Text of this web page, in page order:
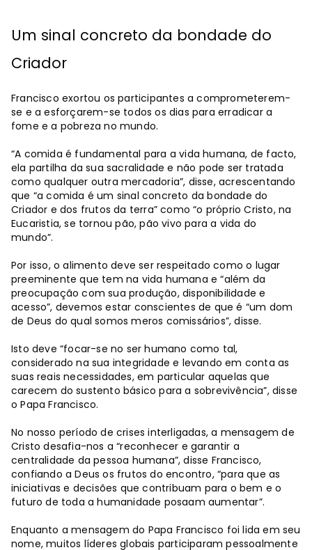
Um sinal concreto da bondade do
Criador
Francisco exortou os participantes a comprometerem-
se e a esforçarem-se todos os dias para erradicar a
fome e a pobreza no mundo.
“A comida é fundamental para a vida humana, de facto,
ela partilha da sua sacralidade e não pode ser tratada
como qualquer outra mercadoria”, disse, acrescentando
que “a comida é um sinal concreto da bondade do
Criador e dos frutos da terra” como “o próprio Cristo, na
Eucaristia, se tornou pão, pão vivo para a vida do
mundo”.
Por isso, o alimento deve ser respeitado como o lugar
preeminente que tem na vida humana e “além da
preocupação com sua produção, disponibilidade e
acesso”, devemos estar conscientes de que é “um dom
de Deus do qual somos meros comissários”, disse.
Isto deve “focar-se no ser humano como tal,
considerado na sua integridade e levando em conta as
suas reais necessidades, em particular aquelas que
carecem do sustento básico para a sobrevivência”, disse
o Papa Francisco.
No nosso período de crises interligadas, a mensagem de
Cristo desafia-nos a “reconhecer e garantir a
centralidade da pessoa humana”, disse Francisco,
confiando a Deus os frutos do encontro, “para que as
iniciativas e decisões que contribuam para o bem e o
futuro de toda a humanidade posaam aumentar”.
Enquanto a mensagem do Papa Francisco foi lida em seu
nome, muitos líderes globais participaram pessoalmente